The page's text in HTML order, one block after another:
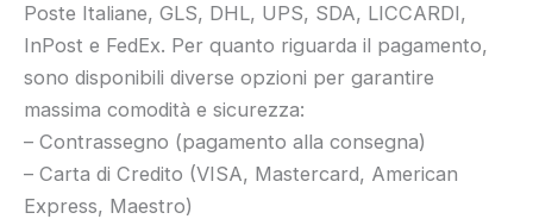
Poste Italiane, GLS, DHL, UPS, SDA, LICCARDI,
InPost e FedEx. Per quanto riguarda il pagamento,
sono disponibili diverse opzioni per garantire
massima comodità e sicurezza:
– Contrassegno (pagamento alla consegna)
– Carta di Credito (VISA, Mastercard, American
Express, Maestro)